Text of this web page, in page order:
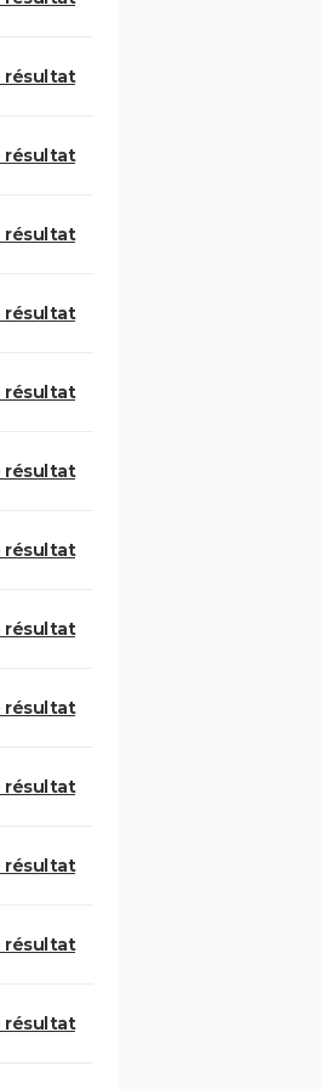
résultat
résultat
résultat
résultat
résultat
résultat
résultat
résultat
résultat
résultat
résultat
résultat
résultat